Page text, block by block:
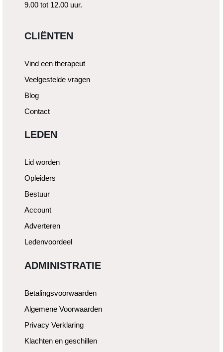
9.00 tot 12.00 uur.
CLIËNTEN
Vind een therapeut
Veelgestelde vragen
Blog
Contact
LEDEN
Lid worden
Opleiders
Bestuur
Account
Adverteren
Ledenvoordeel
ADMINISTRATIE
Betalingsvoorwaarden
Algemene Voorwaarden
Privacy Verklaring
Klachten en geschillen